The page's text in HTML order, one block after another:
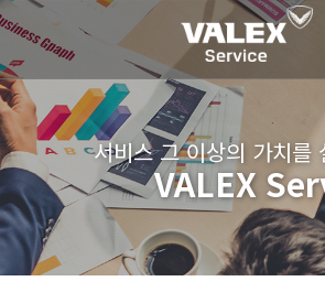
서비스 그 이상의 가치를
VALEX